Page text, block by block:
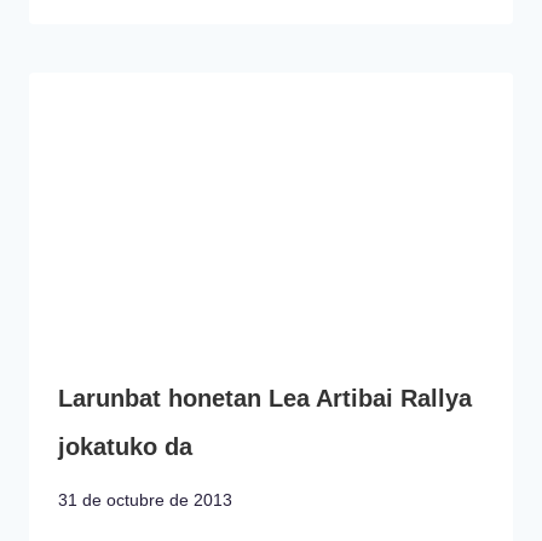
Larunbat honetan Lea Artibai Rallya
jokatuko da
31 de octubre de 2013